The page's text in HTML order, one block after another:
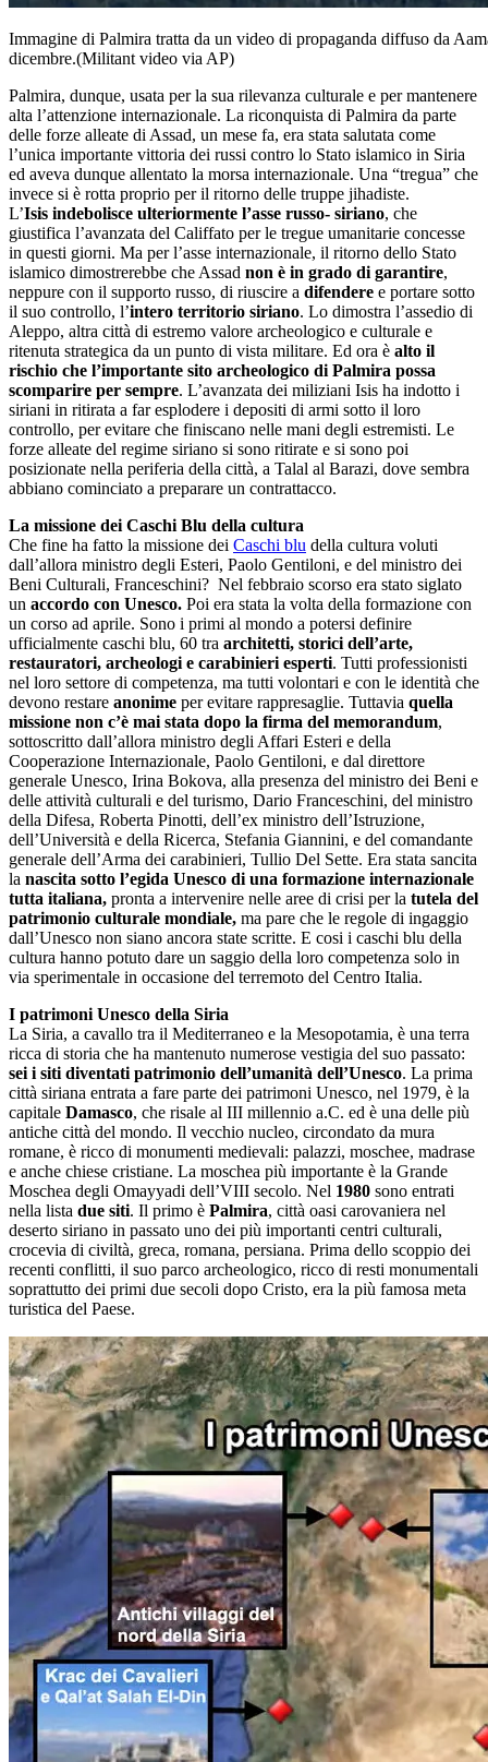
Immagine di Palmira tratta da un video di propaganda diffuso da
dicembre.(Militant video via AP)
Palmira, dunque, usata per la sua rilevanza culturale e per mantenere
alta l’attenzione internazionale. La riconquista di Palmira da parte
delle forze alleate di Assad, un mese fa, era stata salutata come
l’unica importante vittoria dei russi contro lo Stato islamico in Siria
ed aveva dunque allentato la morsa internazionale. Una “tregua” che
invece si è rotta proprio per il ritorno delle truppe jihadiste.
L’Isis indebolisce ulteriormente l’asse russo- siriano, che
giustifica l’avanzata del Califfato per le tregue umanitarie concesse
in questi giorni. Ma per l’asse internazionale, il ritorno dello Stato
islamico dimostrerebbe che Assad non è in grado di garantire,
neppure con il supporto russo, di riuscire a difendere e portare sotto
il suo controllo, l’intero territorio siriano. Lo dimostra l’assedio di
Aleppo, altra città di estremo valore archeologico e culturale e
ritenuta strategica da un punto di vista militare. Ed ora è alto il
rischio che l’importante sito archeologico di Palmira possa
scomparire per sempre. L’avanzata dei miliziani Isis ha indotto i
siriani in ritirata a far esplodere i depositi di armi sotto il loro
controllo, per evitare che finiscano nelle mani degli estremisti. Le
forze alleate del regime siriano si sono ritirate e si sono poi
posizionate nella periferia della città, a Talal al Barazi, dove sembra
abbiano cominciato a preparare un contrattacco.
La missione dei Caschi Blu della cultura
Che fine ha fatto la missione dei Caschi blu della cultura voluti
dall’allora ministro degli Esteri, Paolo Gentiloni, e del ministro dei
Beni Culturali, Franceschini? Nel febbraio scorso era stato siglato
un accordo con Unesco. Poi era stata la volta della formazione con
un corso ad aprile. Sono i primi al mondo a potersi definire
ufficialmente caschi blu, 60 tra architetti, storici dell’arte,
restauratori, archeologi e carabinieri esperti. Tutti professionisti
nel loro settore di competenza, ma tutti volontari e con le identità che
devono restare anonime per evitare rappresaglie. Tuttavia quella
missione non c’è mai stata dopo la firma del memorandum,
sottoscritto dall’allora ministro degli Affari Esteri e della
Cooperazione Internazionale, Paolo Gentiloni, e dal direttore
generale Unesco, Irina Bokova, alla presenza del ministro dei Beni e
delle attività culturali e del turismo, Dario Franceschini, del ministro
della Difesa, Roberta Pinotti, dell’ex ministro dell’Istruzione,
dell’Università e della Ricerca, Stefania Giannini, e del comandante
generale dell’Arma dei carabinieri, Tullio Del Sette. Era stata sancita
la nascita sotto l’egida Unesco di una formazione internazionale
tutta italiana, pronta a intervenire nelle aree di crisi per la tutela del
patrimonio culturale mondiale, ma pare che le regole di ingaggio
dall’Unesco non siano ancora state scritte. E cosi i caschi blu della
cultura hanno potuto dare un saggio della loro competenza solo in
via sperimentale in occasione del terremoto del Centro Italia.
I patrimoni Unesco della Siria
La Siria, a cavallo tra il Mediterraneo e la Mesopotamia, è una terra
ricca di storia che ha mantenuto numerose vestigia del suo passato:
sei i siti diventati patrimonio dell’umanità dell’Unesco. La prima
città siriana entrata a fare parte dei patrimoni Unesco, nel 1979, è la
capitale Damasco, che risale al III millennio a.C. ed è una delle più
antiche città del mondo. Il vecchio nucleo, circondato da mura
romane, è ricco di monumenti medievali: palazzi, moschee, madrase
e anche chiese cristiane. La moschea più importante è la Grande
Moschea degli Omayyadi dell’VIII secolo. Nel 1980 sono entrati
nella lista due siti. Il primo è Palmira, città oasi carovaniera nel
deserto siriano in passato uno dei più importanti centri culturali,
crocevia di civiltà, greca, romana, persiana. Prima dello scoppio dei
recenti conflitti, il suo parco archeologico, ricco di resti monumentali
soprattutto dei primi due secoli dopo Cristo, era la più famosa meta
turistica del Paese.